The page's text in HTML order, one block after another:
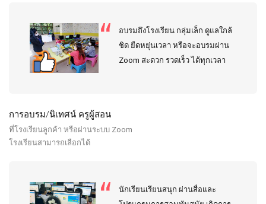
อบรมถึงโรงเรียน กลุ่มเล็ก ดูแลใกล้
ชิด ยืดหยุ่นเวลา หรือจะอบรมผ่าน
Zoom สะดวก รวดเร็ว ได้ทุกเวลา
การอบรม/นิเทศน์ ครูผู้สอน
ที่โรงเรียนลูกค้า หรือผ่านระบบ Zoom
โรงเรียนสามารถเลือกได้
นักเรียนเรียนสนุก ผ่านสื่อและ